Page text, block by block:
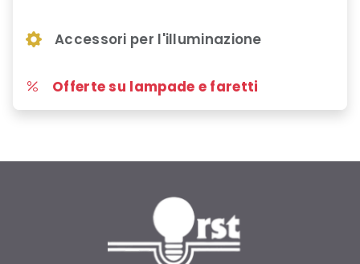
Accessori per l'illuminazione
Offerte su lampade e faretti